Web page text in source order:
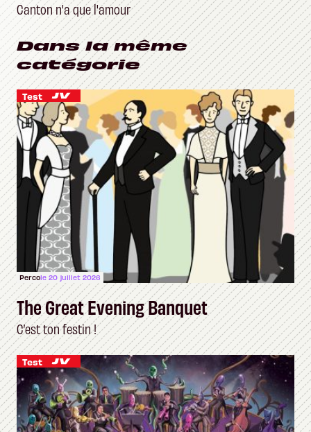
Canton n'a que l'amour
Dans la même
catégorie
Test
Percole 20 juillet 2026
The Great Evening Banquet
C’est ton festin !
Test